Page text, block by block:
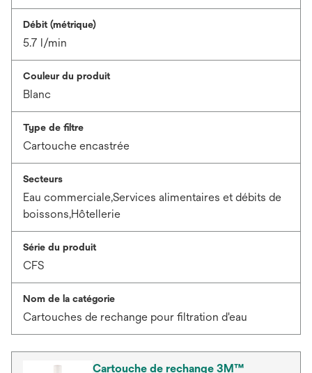
Débit (métrique)
5.7 l/min
Couleur du produit
Blanc
Type de filtre
Cartouche encastrée
Secteurs
Eau commerciale,Services alimentaires et débits de
boissons,Hôtellerie
Série du produit
CFS
Nom de la catégorie
Cartouches de rechange pour filtration d'eau
Cartouche de rechange 3M™